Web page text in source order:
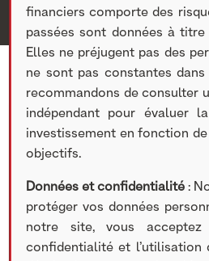
2 MARS 2021
possible dans l’entre-soi ».
Président co-fondateur de
dirigeantes et dirigeants de
françaises s’engagent et
financiers comporte des
passées sont données à
Elles ne préjugent pas des
ne sont pas constantes
recommandons de consulter
indépendant pour évaluer
investissement en fonction
objectifs.
Données et confidentialité :
protéger vos données
notre site, vous
confidentialité et l’utilisation